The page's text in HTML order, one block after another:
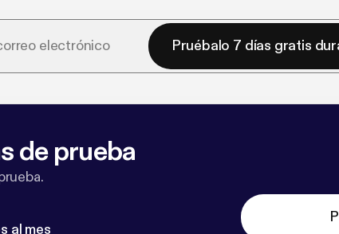
Pruébalo 7 días gratis
de prueba
al mes